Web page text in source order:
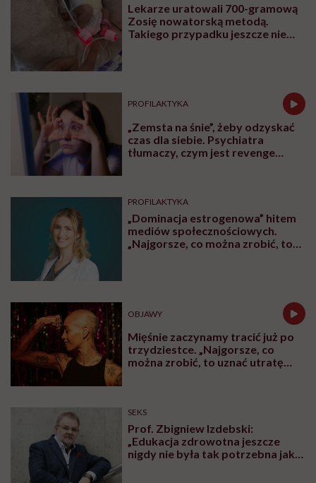
Lekarze uratowali 700-gramową
Zosię nowatorską metodą.
Takiego przypadku jeszcze nie
PROFILAKTYKA
„Zemsta na śnie”, żeby odzyskać
czas dla siebie. Psychiatra
tłumaczy, czym jest revenge
PROFILAKTYKA
„Dominacja estrogenowa” hitem
mediów społecznościowych.
„Najgorsze, co można zrobić, to
OBJAWY
Mięśnie zaczynamy tracić już po
trzydziestce. „Najgorsze, co
można zrobić, to uznać utratę
SEKS
Prof. Zbigniew Izdebski:
„Edukacja zdrowotna jeszcze
nigdy nie była tak potrzebna jak